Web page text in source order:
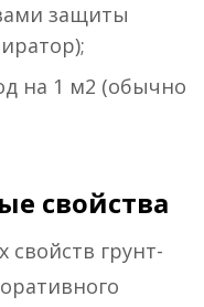
защиты
на 1 м2 (обычно
свойства
грунт-